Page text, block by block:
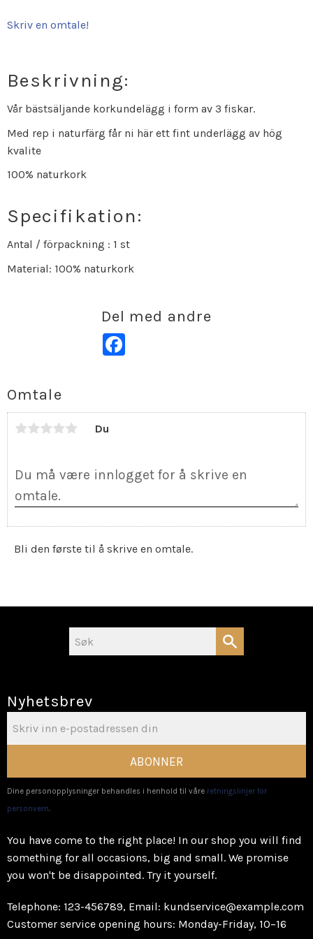
Skriv en omtale!
Beskrivning:
Vår bästsäljande korkundelägg i form av 3 fiskar.
Med rep i naturfärg får ni här ett fint underlägg av hög
kvalite
100% naturkork
Specifikation:
Antal / förpackning : 1 st
Material: 100% naturkork
Del med andre
Facebook
Omtale
Du
Bli den første til å skrive en omtale.
Nyhetsbrev
ABONNER
Dine personopplysninger behandles i henhold til våre retningslinjer for
personvern.
You have come to the right place! In our shop you will find
something for all occasions, big and small. We promise
you won't be disappointed. Try it yourself.
Telephone: 123-456789, Email: kundservice@example.com
Customer service opening hours: Monday-Friday, 10–16